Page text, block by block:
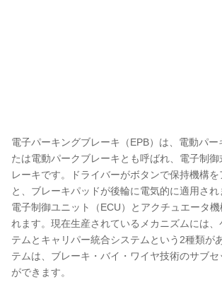
電子パーキングブレーキ（EPB）は、電動パー
たは電動パークブレーキとも呼ばれ、電子制
レーキです。ドライバーがボタンで保持機構
と、ブレーキパッドが後輪に電気的に適用され
電子制御ユニット（ECU）とアクチュエータ
れます。現在生産されているメカニズムには、
テムとキャリパー統合システムという2種類が
テムは、ブレーキ・バイ・ワイヤ技術のサブセ
ができます。